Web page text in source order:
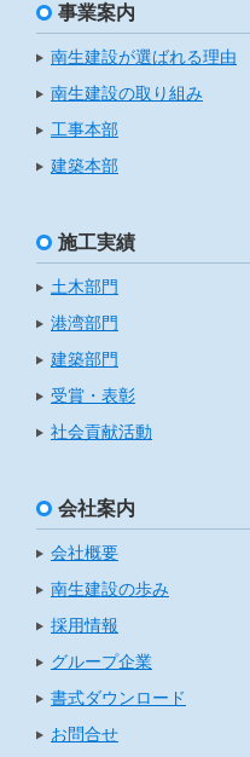
事業案内
南生建設が選ばれる理由
南生建設の取り組み
工事本部
建築本部
施工実績
土木部門
港湾部門
建築部門
受賞・表彰
社会貢献活動
会社案内
会社概要
南生建設の歩み
採用情報
グループ企業
書式ダウンロード
お問合せ